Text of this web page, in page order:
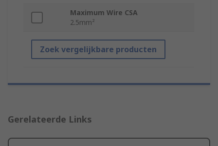
Maximum Wire CSA
2.5mm²
Zoek vergelijkbare producten
Gerelateerde Links